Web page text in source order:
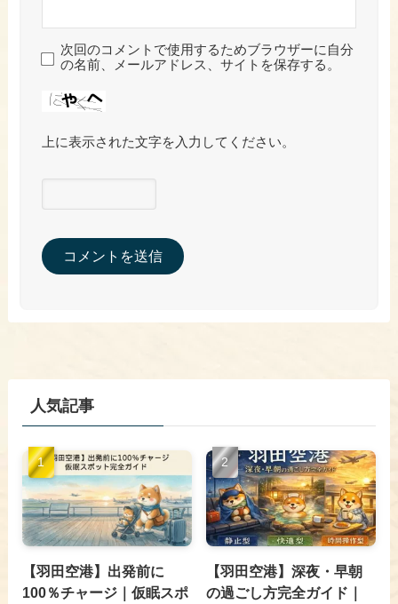
次回のコメントで使用するためブラウザーに自分
の名前、メールアドレス、サイトを保存する。
上に表示された文字を入力してください。
人気記事
【羽田空港】出発前に
100％チャージ｜仮眠スポ
【羽田空港】深夜・早朝
の過ごし方完全ガイド｜